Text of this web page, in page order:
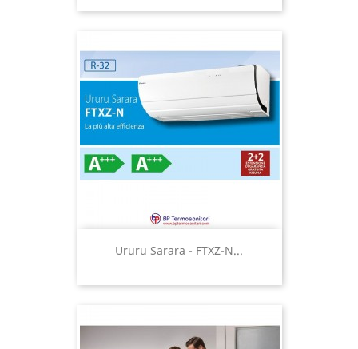
Ururu Sarara - FTXZ-N...